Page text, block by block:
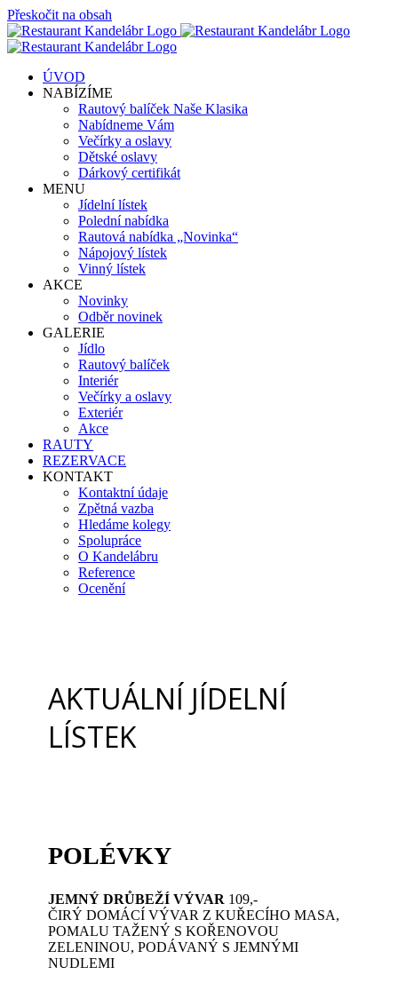
Přeskočit na obsah
ÚVOD
NABÍZÍME
Rautový balíček Naše Klasika
Nabídneme Vám
Večírky a oslavy
Dětské oslavy
Dárkový certifikát
MENU
Jídelní lístek
Polední nabídka
Rautová nabídka „Novinka“
Nápojový lístek
Vinný lístek
AKCE
Novinky
Odběr novinek
GALERIE
Jídlo
Rautový balíček
Interiér
Večírky a oslavy
Exteriér
Akce
RAUTY
REZERVACE
KONTAKT
Kontaktní údaje
Zpětná vazba
Hledáme kolegy
Spolupráce
O Kandelábru
Reference
Ocenění
AKTUÁLNÍ JÍDELNÍ
LÍSTEK
POLÉVKY
JEMNÝ DRŮBEŽÍ VÝVAR 109,-
ČIRÝ DOMÁCÍ VÝVAR Z KUŘECÍHO MASA,
POMALU TAŽENÝ S KOŘENOVOU
ZELENINOU, PODÁVANÝ S JEMNÝMI
NUDLEMI